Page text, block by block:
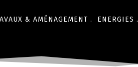
& AMÉNAGEMENT . ENERGIES .